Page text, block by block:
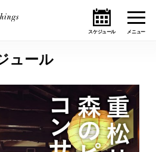
ュール